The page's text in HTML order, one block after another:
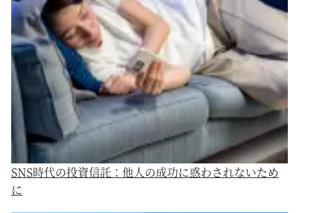
SNS時代の投資信託：他人の成功に惑わされないため
に